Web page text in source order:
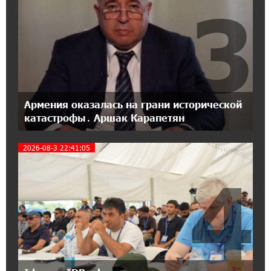
18:04:39 13-07-2026
День благодарности клиентам в Ванадзоре:
IDBank
17:07:36 11-07-2026
Пашинян замотивирован уничтожить
Армению․ Аршак Карапетян
14:27:40 11-07-2026
«Мой лес Армения» — бенефициар
инициативы «Сила одного драма» в июле
Станьте акционером Юнибанка и
воспользуйтесь выгодным инвестиционным
предложением
21:45:09 9-07-2026
Армения оказалась на грани исторической
катастрофы․ Аршак Карапетян
3
2026-08-3 22:41:05
4